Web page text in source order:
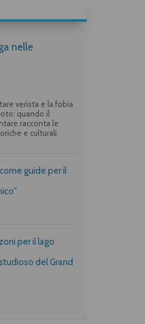
nelle
verista e la fobia
quando il
racconta le
e culturali
guide per il
per il lago
del Grand